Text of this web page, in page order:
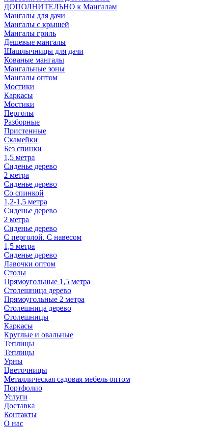
ДОПОЛНИТЕЛЬНО к Мангалам
Мангалы для дачи
Мангалы с крышей
Мангалы гриль
Дешевые мангалы
Шашлычницы для дачи
Кованые мангалы
Мангальные зоны
Мангалы оптом
Мостики
Каркасы
Мостики
Перголы
Разборные
Пристенные
Скамейки
Без спинки
1,5 метра
Сиденье дерево
2 метра
Сиденье дерево
Со спинкой
1,2-1,5 метра
Сиденье дерево
2 метра
Сиденье дерево
С перголой. С навесом
1,5 метра
Сиденье дерево
Лавочки оптом
Столы
Прямоугольные 1,5 метра
Столешница дерево
Прямоугольные 2 метра
Столешница дерево
Столешницы
Каркасы
Круглые и овальные
Теплицы
Теплицы
Урны
Цветочницы
Металлическая садовая мебель оптом
Портфолио
Услуги
Доставка
Контакты
О нас